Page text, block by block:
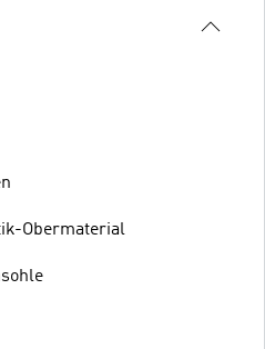
Obermaterial